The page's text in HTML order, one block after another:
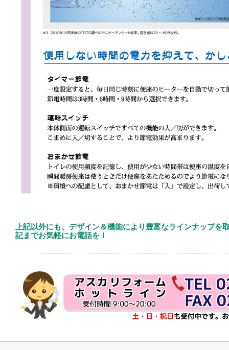
上記以外にも、デザイン＆機能により豊富なラインナップを
記までお気軽にお電話を！